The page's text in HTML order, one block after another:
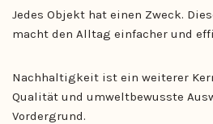
Jedes Objekt hat einen Zweck.
macht den Alltag einfacher und
Nachhaltigkeit ist ein weiterer
Qualität und umweltbewusste
Vordergrund.